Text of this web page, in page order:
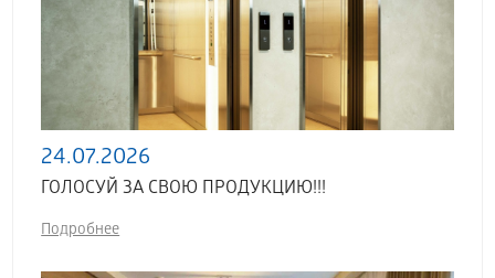
24.07.2026
ГОЛОСУЙ ЗА СВОЮ ПРОДУКЦИЮ!!!
Подробнее